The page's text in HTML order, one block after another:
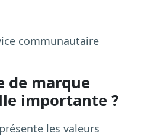
communautaire
de marque
importante ?
les valeurs